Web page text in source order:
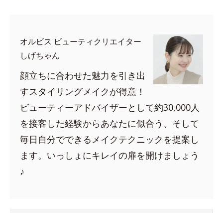
オルビス ビューティクリエイター
しげちゃん
顔立ちに合わせた魅力を引き出
すスタイリングメイクが得意！
ビューティーアドバイザーとして約30,000人
を接客した経験からあなたに似合う、そして
毎日自分でできるメイクテクニックを提案し
ます。いっしょにキレイの扉を開けましょう
♪